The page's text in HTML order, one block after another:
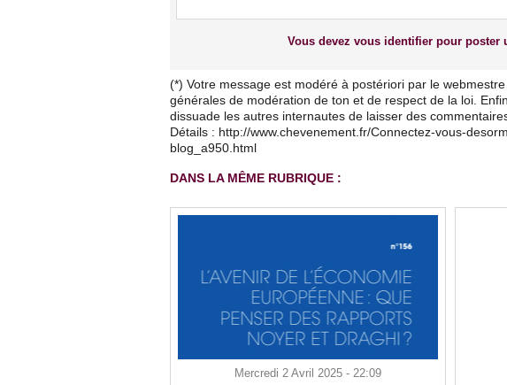
Vous devez vous identifier pour poster
(*) Votre message est modéré à postériori par le
générales de modération de ton et de respect de la loi.
dissuade les autres internautes de laisser des
Détails : http://www.chevenement.fr/Connectez-vous-
blog_a950.html
DANS LA MÊME RUBRIQUE :
Mercredi 2 Avril 2025 - 22:09